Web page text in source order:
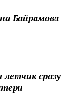
Байрамова
сразу